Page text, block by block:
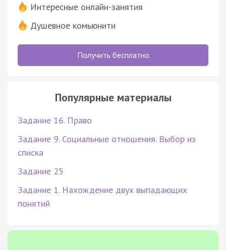
Интересные онлайн-занятия
Душевное комьюнити
Получить бесплатно
Популярные материалы
Задание 16. Право
Задание 9. Социальные отношения. Выбор из
списка
Задание 25
Задание 1. Нахождение двух выпадающих
понятий